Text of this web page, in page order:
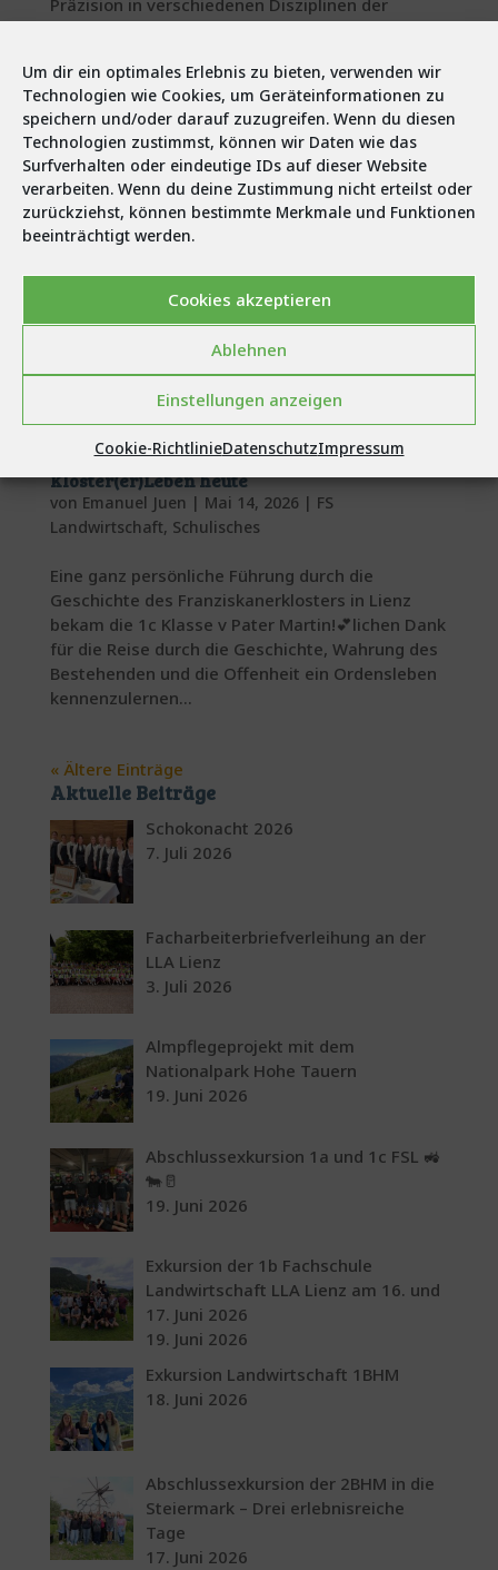
Um dir ein optimales Erlebnis zu bieten, verwenden wir
Technologien wie Cookies, um Geräteinformationen zu
speichern und/oder darauf zuzugreifen. Wenn du diesen
Technologien zustimmst, können wir Daten wie das
Surfverhalten oder eindeutige IDs auf dieser Website
verarbeiten. Wenn du deine Zustimmung nicht erteilst oder
zurückziehst, können bestimmte Merkmale und Funktionen
beeinträchtigt werden.
Cookies akzeptieren
Ablehnen
Einstellungen anzeigen
Cookie-RichtlinieDatenschutzImpressum
Präzision in verschiedenen Disziplinen der
Teamgeist, Fairness und Leidenschaft für den...
Kloster(er)Leben heute
von Emanuel Juen | Mai 14, 2026 | FS
Landwirtschaft, Schulisches
Eine ganz persönliche Führung durch die
Geschichte des Franziskanerklosters in Lienz
bekam die 1c Klasse v Pater Martin!💕lichen Dank
für die Reise durch die Geschichte, Wahrung des
Bestehenden und die Offenheit ein Ordensleben
kennenzulernen...
« Ältere Einträge
Aktuelle Beiträge
Schokonacht 2026
7. Juli 2026
Facharbeiterbriefverleihung an der
LLA Lienz
3. Juli 2026
Almpflegeprojekt mit dem
Nationalpark Hohe Tauern
19. Juni 2026
Abschlussexkursion 1a und 1c FSL 🚜
🐄🥛
19. Juni 2026
Exkursion der 1b Fachschule
Landwirtschaft LLA Lienz am 16. und
17. Juni 2026
19. Juni 2026
Exkursion Landwirtschaft 1BHM
18. Juni 2026
Abschlussexkursion der 2BHM in die
Steiermark – Drei erlebnisreiche
Tage
17. Juni 2026